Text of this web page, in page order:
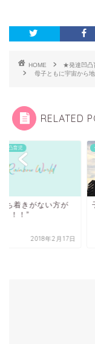
HOME
★発達凹凸
母子ともに宇宙から
RELATED
凹凸育児
ち着きがない方が
？！！”
2018年2月17日